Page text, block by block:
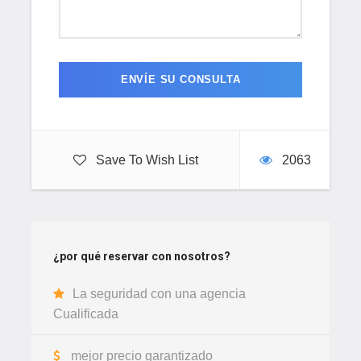
Save To Wish List 2063
¿por qué reservar con nosotros?
La seguridad con una agencia
Cualificada
mejor precio garantizado
Itinerario del Trekking y Senderismo
Merzouga, viaje y aventura